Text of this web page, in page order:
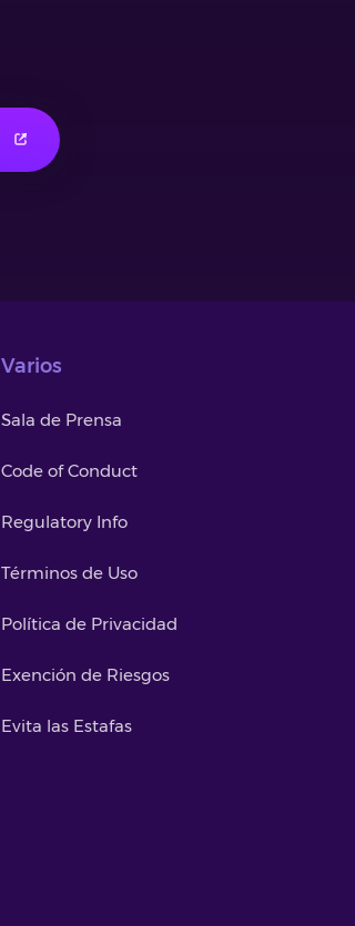
Varios
Sala de Prensa
Code of Conduct
Regulatory Info
Términos de Uso
Política de Privacidad
Exención de Riesgos
Evita las Estafas